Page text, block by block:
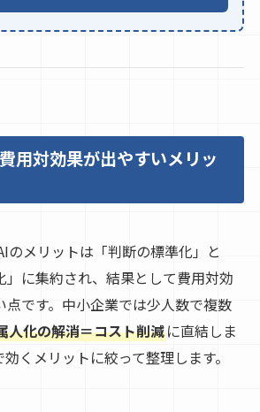
用対効果が出やすいメリッ
のメリットは「判断の標準化」と
」に集約され、結果として費用対効
点です。中小企業では少人数で複数
人化の解消＝コスト削減に直結しま
くメリットに絞って整理します。